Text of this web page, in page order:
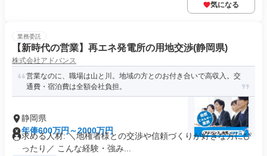
気になる
業務委託
【新時代の営業】再エネ発電所の用地交渉(静岡県)
株式会社アドバンス
営業なのに、職場は山と川。地域の方とのお付き合いで高収入。交
通費・宿泊費は全額会社負担。
静岡県
年俸600万円～2000万円
求める人材: ＼地権者様との交渉や信頼づくりが好きな方にぴ
ったり／ こんな経験・強み...